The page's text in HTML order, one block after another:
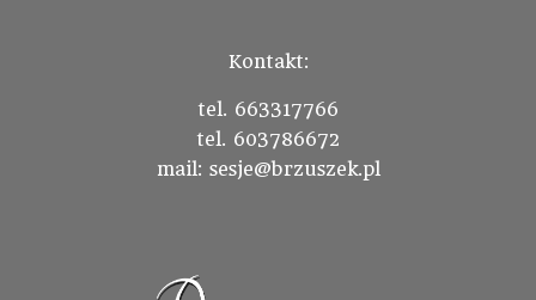
Kontakt:
tel. 663317766
tel. 603786672
mail: sesje@brzuszek.pl